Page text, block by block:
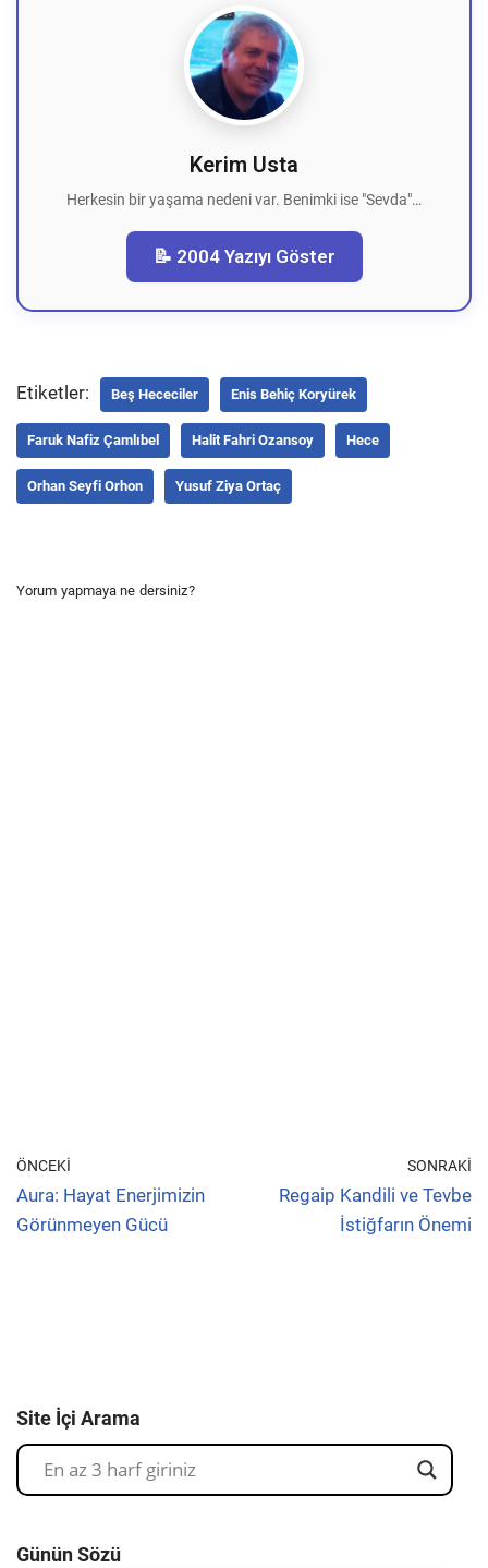
Kerim Usta
Herkesin bir yaşama nedeni var. Benimki ise "Sevda"…
📝 2004 Yazıyı Göster
Etiketler: Beş Hececiler Enis Behiç Koryürek
Faruk Nafiz Çamlıbel Halit Fahri Ozansoy Hece
Orhan Seyfi Orhon Yusuf Ziya Ortaç
Yorum yapmaya ne dersiniz?
ÖNCEKI
Aura: Hayat Enerjimizin
Görünmeyen Gücü
SONRAKI
Regaip Kandili ve Tevbe
İstiğfarın Önemi
Site İçi Arama
Günün Sözü